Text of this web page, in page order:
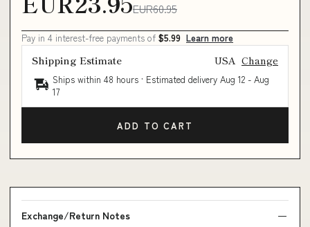
EUR60.95
Pay in 4 interest-free payments of $5.99 Learn more
Shipping Estimate USA Change
Ships within 48 hours · Estimated delivery Aug 12 - Aug
17
ADD TO CART
Exchange/Return Notes